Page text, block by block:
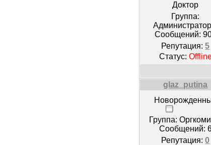
Доктор
Группа:
Сообщений:
Репутация:5
Статус:
glaz_putina
Группа:
Сообщений:
Репутация:0